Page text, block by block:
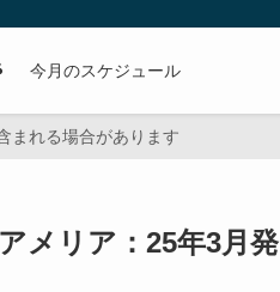
今月のスケジュール
まれる場合があります
メリア：25年3月発